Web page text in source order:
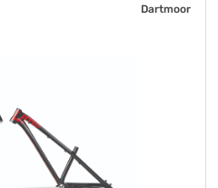
Dartmoor